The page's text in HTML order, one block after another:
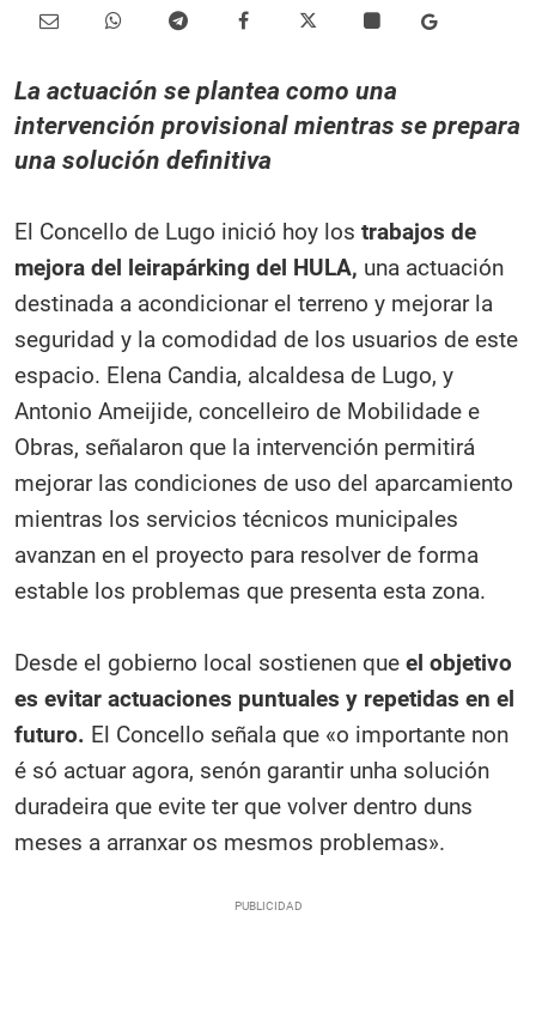
La actuación se plantea como una
intervención provisional mientras se prepara
una solución definitiva
El Concello de Lugo inició hoy los trabajos de
mejora del leirapárking del HULA, una actuación
destinada a acondicionar el terreno y mejorar la
seguridad y la comodidad de los usuarios de este
espacio. Elena Candia, alcaldesa de Lugo, y
Antonio Ameijide, concelleiro de Mobilidade e
Obras, señalaron que la intervención permitirá
mejorar las condiciones de uso del aparcamiento
mientras los servicios técnicos municipales
avanzan en el proyecto para resolver de forma
estable los problemas que presenta esta zona.
Desde el gobierno local sostienen que el objetivo
es evitar actuaciones puntuales y repetidas en el
futuro. El Concello señala que «o importante non
é só actuar agora, senón garantir unha solución
duradeira que evite ter que volver dentro duns
meses a arranxar os mesmos problemas».